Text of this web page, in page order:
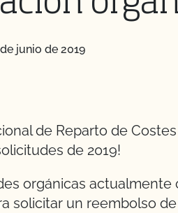
junio de 2019
de Reparto de
de 2019!
orgánicas
solicitar un reembolso